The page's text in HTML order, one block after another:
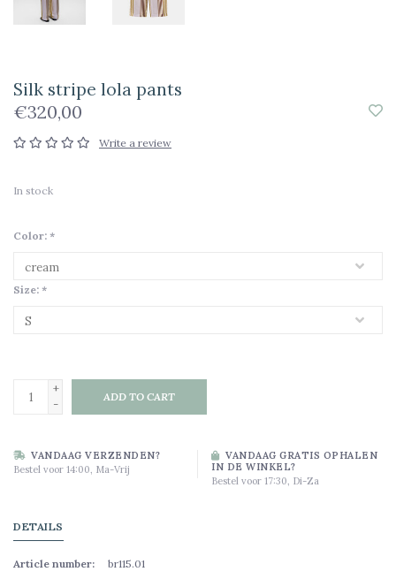
Silk stripe lola pants
€320,00
Write a review
In stock
Color: *
Size: *
+
-
ADD TO CART
VANDAAG VERZENDEN?
Bestel voor 14:00, Ma-Vrij
VANDAAG GRATIS OPHALEN
IN DE WINKEL?
Bestel voor 17:30, Di-Za
DETAILS
Article number: br115.01